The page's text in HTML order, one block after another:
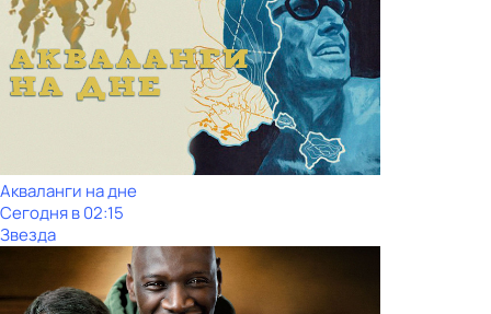
Акваланги на дне
Сегодня в 02:15
Звезда